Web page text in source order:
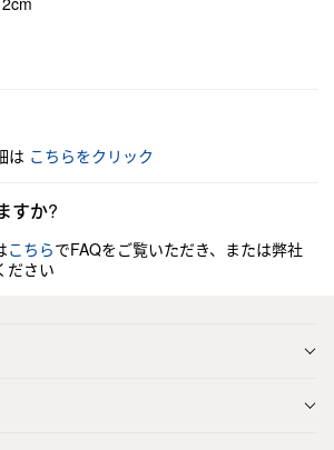
は こちらをクリック
すか?
こちらでFAQをご覧いただき、または弊社
ださい